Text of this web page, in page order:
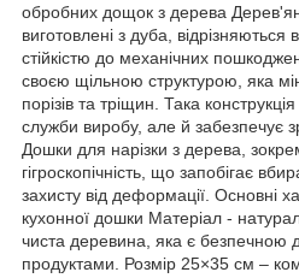
обробних дощок з дерева
виготовлені з дуба, відрізняються
стійкістю до механічних
своєю щільною структурою, яка
порізів та тріщин. Така
служби виробу, але й забезпечує
Дошки для нарізки з дерева,
гігроскопічність, що запобігає
захисту від деформації. Основні
кухонної дошки Матеріал -
чиста деревина, яка є безпечною
продуктами. Розмір 25×35 см –